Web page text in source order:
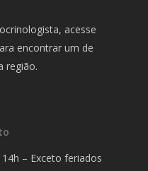
acesse
encontrar um de
região.
– Exceto feriados